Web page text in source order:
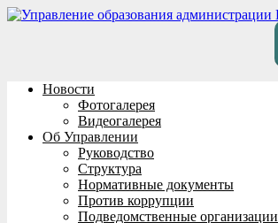
Перейти
Новости
Фотогалерея
Видеогалерея
Об Управлении
Руководство
Структура
Нормативные документы
Против коррупции
Подведомственные организации